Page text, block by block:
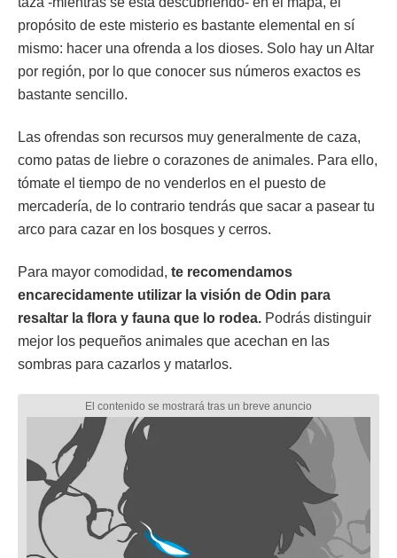
propósito de este misterio es bastante elemental en sí
mismo: hacer una ofrenda a los dioses. Solo hay un Altar
por región, por lo que conocer sus números exactos es
bastante sencillo.
Las ofrendas son recursos muy generalmente de caza,
como patas de liebre o corazones de animales. Para ello,
tómate el tiempo de no venderlos en el puesto de
mercadería, de lo contrario tendrás que sacar a pasear tu
arco para cazar en los bosques y cerros.
Para mayor comodidad, te recomendamos
encarecidamente utilizar la visión de Odin para
resaltar la flora y fauna que lo rodea. Podrás distinguir
mejor los pequeños animales que acechan en las
sombras para cazarlos y matarlos.